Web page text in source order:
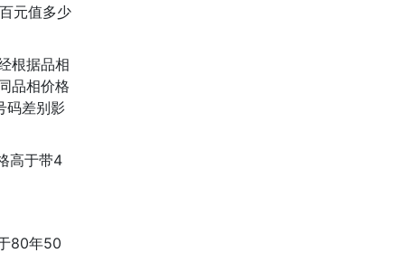
元值多少
根据品相
品相价格
码差别影
高于带4
80年50